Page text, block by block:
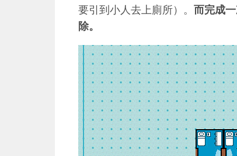
要引到小人去上廁所）。 而完成
除。